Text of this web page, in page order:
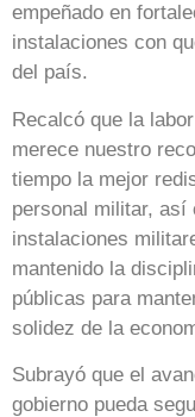
empeñado en
instalaciones con
del país.
Recalcó que la
merece nuestro
tiempo la mejor
personal militar, así
instalaciones
mantenido la
públicas para
solidez de la
Subrayó que el
gobierno pueda